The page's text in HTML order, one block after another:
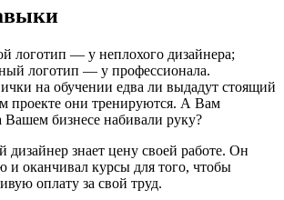
логотип — у неплохого дизайнера;
логотип — у профессионала.
на обучении едва ли выдадут стоящий
проекте они тренируются. А Вам
Вашем бизнесе набивали руку?
знает цену своей работе. Он
и оканчивал курсы для того, чтобы
оплату за свой труд.